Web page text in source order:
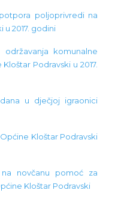
poljoprivredi na
2017. godini
komunalne
Podravski u 2017.
u dječjoj igraonici
Kloštar Podravski
novčanu pomoć za
Kloštar Podravski